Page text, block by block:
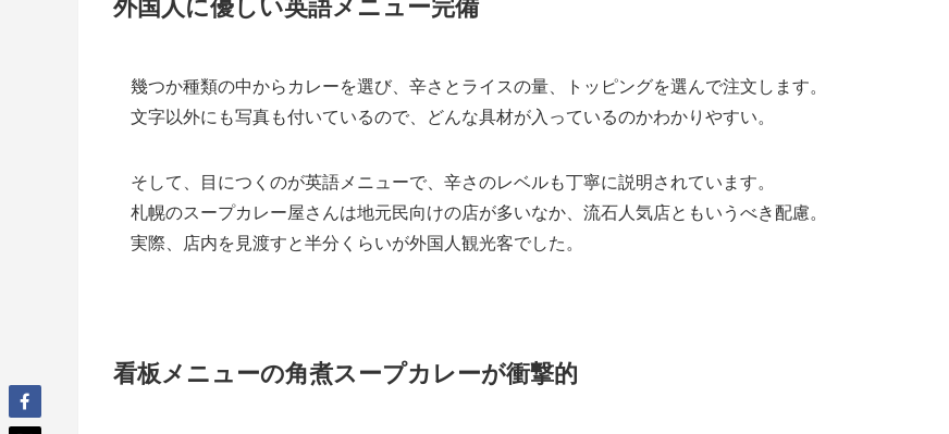
外国人に優しい英語メニュー完備
幾つか種類の中からカレーを選び、辛さとライスの量、トッピングを選んで注文します。
文字以外にも写真も付いているので、どんな具材が入っているのかわかりやすい。
そして、目につくのが英語メニューで、辛さのレベルも丁寧に説明されています。
札幌のスープカレー屋さんは地元民向けの店が多いなか、流石人気店ともいうべき配慮。
実際、店内を見渡すと半分くらいが外国人観光客でした。
看板メニューの角煮スープカレーが衝撃的